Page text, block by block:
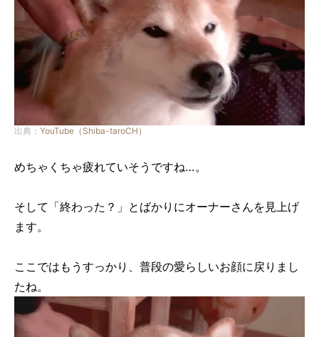
出典： YouTube（Shiba-taroCH）
めちゃくちゃ疲れていそうですね…。
そして「終わった？」とばかりにオーナーさんを見上げ
ます。
ここではもうすっかり、普段の愛らしいお顔に戻りまし
たね。